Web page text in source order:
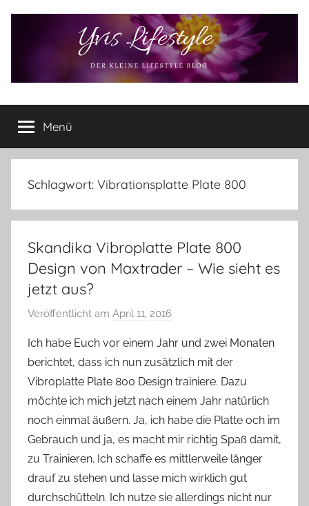
Yvis
Lifestyle
Lifestyle
Blog
–
Lifestyle,
Produkttests
vieles
mehr
Menü
Schlagwort: Vibrationsplatte Plate 800
Skandika Vibroplatte Plate 800
Design von Maxtrader – Wie sieht es
jetzt aus?
Veröffentlicht am April 11, 2016
n
Y
v
o
n
n
e
Ich habe Euch vor einem Jahr und zwei Monaten
berichtet, dass ich nun zusätzlich mit der
Vibroplatte Plate 800 Design trainiere. Dazu
möchte ich mich jetzt nach einem Jahr natürlich
noch einmal äußern. Ja, ich habe die Platte och im
Gebrauch und ja, es macht mir richtig Spaß damit,
zu Trainieren. Ich schaffe es mittlerweile länger
drauf zu stehen und lasse mich wirklich gut
durchschütteln. Ich nutze sie allerdings nicht nur